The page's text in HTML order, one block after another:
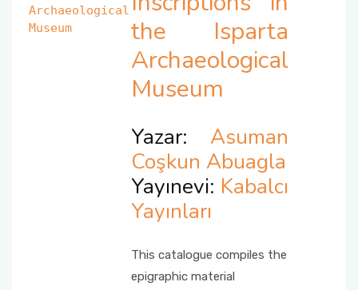
the Isparta
Archaeological
Museum
Yazar: Asuman
Coşkun Abuagla
Yayınevi: Kabalcı
Yayınları
This catalogue compiles the
epigraphic material